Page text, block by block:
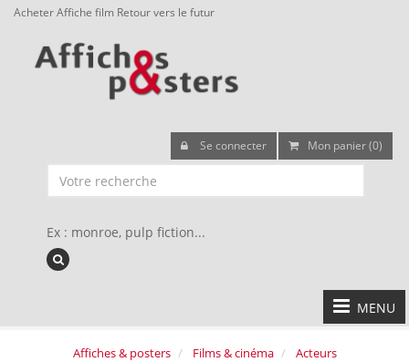
Acheter Affiche film Retour vers le futur
Se connecter Mon panier (0)
Ex : monroe, pulp fiction...
MENU
Affiches & posters Films & cinéma
Acteurs